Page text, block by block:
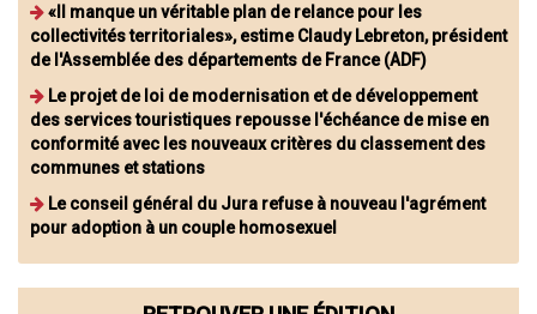
«Il manque un véritable plan de relance pour les
collectivités territoriales», estime Claudy Lebreton, président
de l'Assemblée des départements de France (ADF)
Le projet de loi de modernisation et de développement
des services touristiques repousse l'échéance de mise en
conformité avec les nouveaux critères du classement des
communes et stations
Le conseil général du Jura refuse à nouveau l'agrément
pour adoption à un couple homosexuel